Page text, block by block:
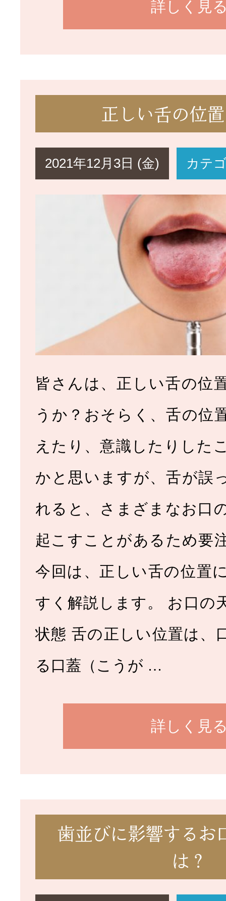
詳しく見
正しい舌の位
2021年12月3日 (金) カテ
皆さんは、正しい舌の位
うか？おそらく、舌の位
えたり、意識したりした
かと思いますが、舌が誤
れると、さまざまなお口
起こすことがあるため要
今回は、正しい舌の位置
すく解説します。 お口の
状態 舌の正しい位置は、
る口蓋（こうが …
詳しく見
歯並びに影響するお
は？